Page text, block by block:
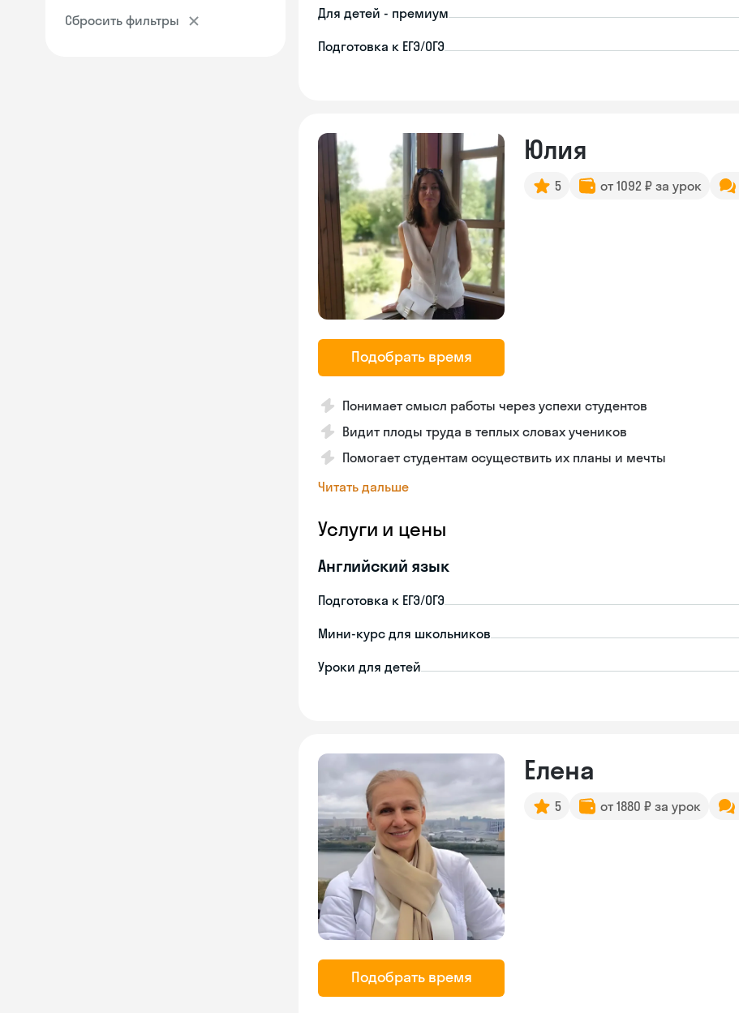
Сбросить фильтры Для детей - премиум
Подготовка к ЕГЭ/ОГЭ
Подобрать время
Юлия
5 от 1092 ₽ за урок
Понимает смысл работы через успехи студентов
Видит плоды труда в теплых словах учеников
Помогает студентам осуществить их планы и мечты
Читать дальше
Услуги и цены
Английский язык
Подготовка к ЕГЭ/ОГЭ
Мини-курс для школьников
Уроки для детей
Подобрать время
Елена
5 от 1880 ₽ за урок